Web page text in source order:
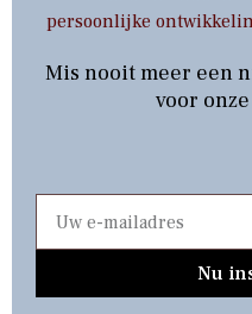
persoonlijke
Mis nooit meer een
voor
Nu